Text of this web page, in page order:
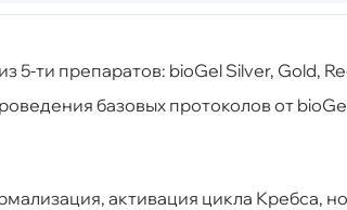
5-ти препаратов: bioGel Silver, Gold,
базовых протоколов от
активация цикла Кребса,